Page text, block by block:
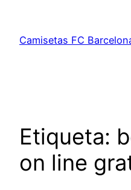
contenido
Camisetas FC
Etiqueta:
on line